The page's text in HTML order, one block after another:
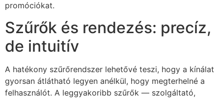
promóciókat.
Szűrők és rendezés: precíz,
de intuitív
A hatékony szűrőrendszer lehetővé teszi, hogy a kínálat
gyorsan átlátható legyen anélkül, hogy megterhelné a
felhasználót. A leggyakoribb szűrők — szolgáltató,